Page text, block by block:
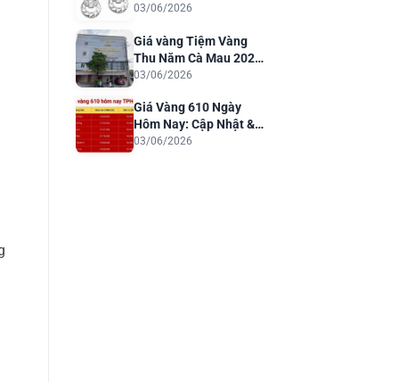
Quý Cho Trang Sức
03/06/2026
Giá vàng Tiệm Vàng
Thu Năm Cà Mau 2026:
Cập Nhật & Phân Tích
03/06/2026
Giá Vàng 610 Ngày
Hôm Nay: Cập Nhật &
Dự Báo 2026
03/06/2026